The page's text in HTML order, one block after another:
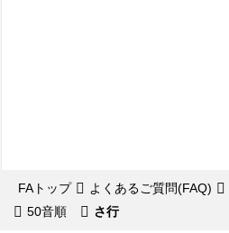
FAトップ よくあるご質問(FAQ)
50音順
さ行